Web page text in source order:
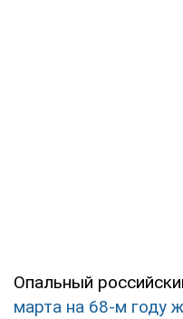
Опальный
марта на 68-м году